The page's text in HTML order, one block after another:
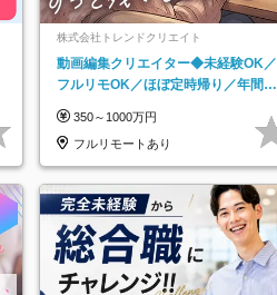
株式会社トレンドクリエイト
動画編集クリエイター◆未経験OK／
フルリモOK／ほぼ定時帰り／年間休
OK
350～1000万円
フルリモートあり